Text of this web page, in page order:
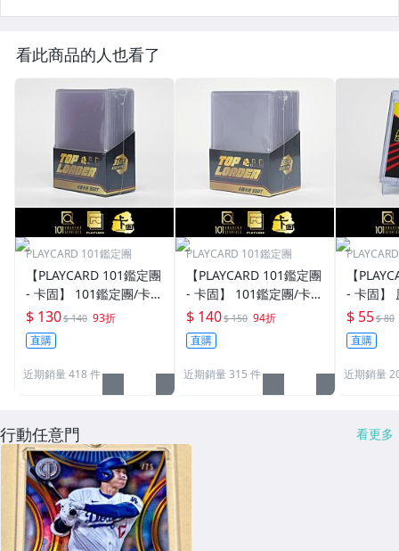
看此商品的人也看了
PLAYCARD 101鑑定團
【PLAYCARD 101鑑定團
- 卡固】 101鑑定團/卡固
原廠原裝 一般卡夾 / 塑
膠殼 尺寸：35pt
$ 130$ 140 93折
直購
近期銷量 418 件
PLAYCARD 101鑑定團
【PLAYCARD 101鑑定團
- 卡固】 101鑑定團/卡固
原廠原裝 一般卡夾 / 塑
膠殼 尺寸：55pt
$ 140$ 150 94折
直購
近期銷量 315 件
【
- 卡固】
卡夾 /
pt /
$ 55$ 80
直購
近期銷量
行動任意門 看更多